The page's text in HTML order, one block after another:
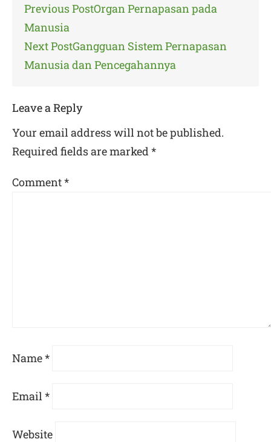
Post
navigation
Previous PostOrgan Pernapasan pada
Manusia
Next PostGangguan Sistem Pernapasan
Manusia dan Pencegahannya
Leave a Reply
Your email address will not be published.
Required fields are marked*
Comment*
Name*
Email *
Website